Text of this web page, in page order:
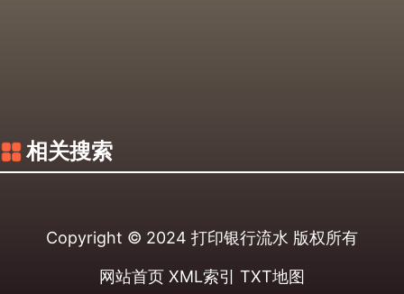
相关搜索
Copyright © 2024 打印银行流水 版权所有
网站首页 XML索引 TXT地图